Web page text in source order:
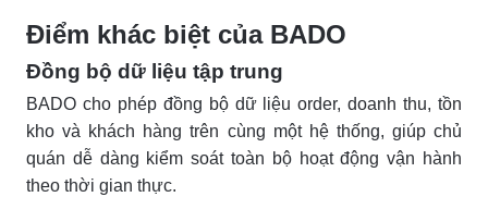
Điểm khác biệt của BADO
Đồng bộ dữ liệu tập trung
BADO cho phép đồng bộ dữ liệu order, doanh thu, tồn
kho và khách hàng trên cùng một hệ thống, giúp chủ
quán dễ dàng kiểm soát toàn bộ hoạt động vận hành
theo thời gian thực.